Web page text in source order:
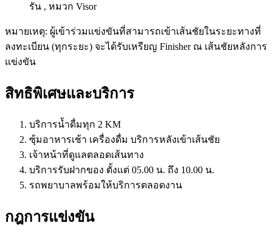
รัน , หมวก Visor
หมายเหตุ: ผู้เข้าร่วมแข่งขันที่สามารถเข้าเส้นชัยในระยะทางที่
ลงทะเบียน (ทุกระยะ) จะได้รับเหรียญ Finisher ณ เส้นชัยหลังการ
แข่งขัน
สิทธิพิเศษและบริการ
บริการน้ำดื่มทุก 2 KM
ซุ้มอาหารเช้า เครื่องดื่ม บริการหลังเข้าเส้นชัย
เจ้าหน้าที่ดูแลตลอดเส้นทาง
บริการรับฝากของ ตั้งแต่ 05.00 น. ถึง 10.00 น.
รถพยาบาลพร้อมให้บริการตลอดงาน
กฎการแข่งขัน